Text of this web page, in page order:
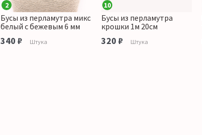
2
Бусы из перламутра микс
белый с бежевым 6 мм
340 ₽ Штука
10
Бусы из перламутра
крошки 1м 20см
320 ₽ Штука